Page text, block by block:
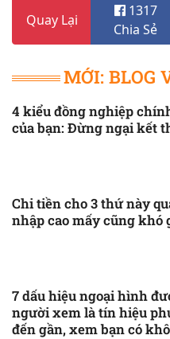
Quay Lại
1317
Chia Sẻ
MỚI: BLOG
4 kiểu đồng nghiệp
của bạn: Đừng ngại kết
Chi tiền cho 3 thứ này
nhập cao mấy cũng khó
7 dấu hiệu ngoại hình
người xem là tín hiệu
đến gần, xem bạn có